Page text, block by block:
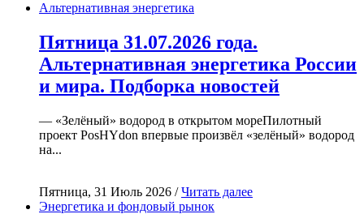
Альтернативная энергетика
Пятница 31.07.2026 года.
Альтернативная энергетика России
и мира. Подборка новостей
— «Зелёный» водород в открытом мореПилотный
проект PosHYdon впервые произвёл «зелёный» водород
на...
Пятница, 31 Июль 2026 /Читать далее
Энергетика и фондовый рынок